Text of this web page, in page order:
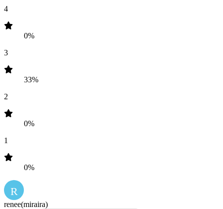
4
0%
3
33%
2
0%
1
0%
R
renee(miraira)